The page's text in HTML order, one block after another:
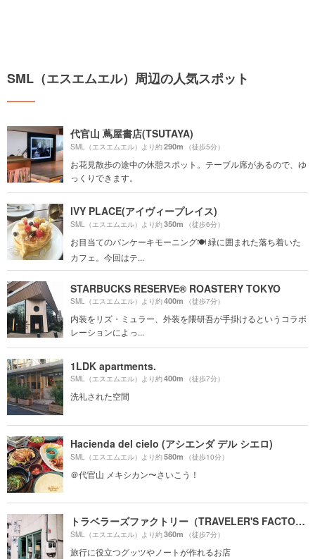
SML（エスエムエル）周辺の人気スポット
代官山 蔦屋書店(TSUTAYA)
SML（エスエムエル）より約290m （徒歩5分）
お花見散歩の途中の休憩スポット。テーブル席があるので、ゆ
っくりできます。
IVY PLACE(アイヴィープレイス)
SML（エスエムエル）より約350m （徒歩6分）
お目当てのパンケーキモーニング🍽 緑に囲まれた落ち着いた
カフェ。今回はテ...
STARBUCKS RESERVE® ROASTERY TOKYO
SML（エスエムエル）より約400m （徒歩7分）
内装をリズ・ミュラー、外装を隈研吾が手掛けるというコラボ
レーションによっ...
1LDK apartments.
SML（エスエムエル）より約400m （徒歩7分）
洗礼された空間
Hacienda del cielo (アシエンダ デル シエロ)
SML（エスエムエル）より約580m （徒歩10分）
＠代官山 メキシカン〜さいこう！
トラベラーズファクトリー（TRAVELER'S FACTORY）
SML（エスエムエル）より約360m （徒歩7分）
旅行に役立つグッツやノートが作れるお店